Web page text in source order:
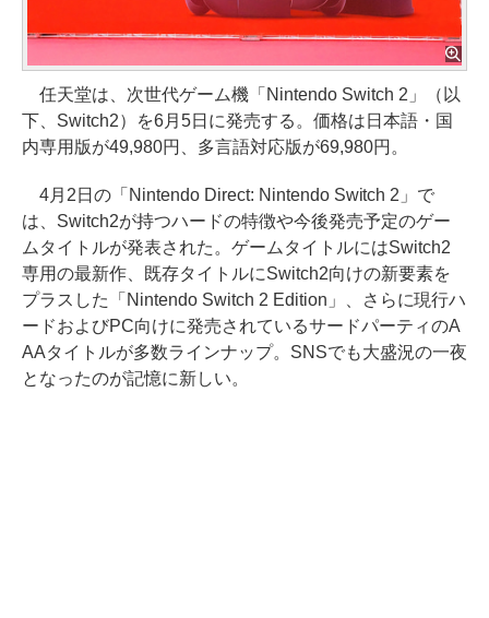
任天堂は、次世代ゲーム機「Nintendo Switch 2」（以
下、Switch2）を6月5日に発売する。価格は日本語・国
内専用版が49,980円、多言語対応版が69,980円。
4月2日の「Nintendo Direct: Nintendo Switch 2」で
は、Switch2が持つハードの特徴や今後発売予定のゲー
ムタイトルが発表された。ゲームタイトルにはSwitch2
専用の最新作、既存タイトルにSwitch2向けの新要素を
プラスした「Nintendo Switch 2 Edition」、さらに現行ハ
ードおよびPC向けに発売されているサードパーティのA
AAタイトルが多数ラインナップ。SNSでも大盛況の一夜
となったのが記憶に新しい。